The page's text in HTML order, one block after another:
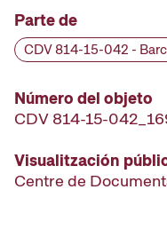
Parte de
CDV 814-15-042 -
Número del objeto
CDV 814-15-
Visualitzación
Centre de